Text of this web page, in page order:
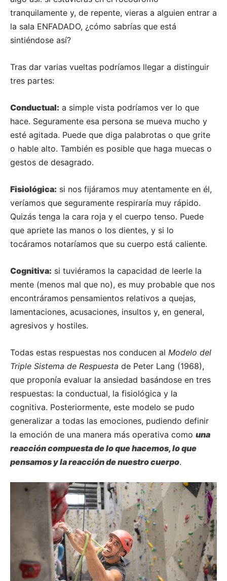
tranquilamente y, de repente, vieras a alguien entrar a
la sala ENFADADO, ¿cómo sabrías que está
sintiéndose así?
Tras dar varias vueltas podríamos llegar a distinguir
tres partes:
Conductual: a simple vista podríamos ver lo que
hace. Seguramente esa persona se mueva mucho y
esté agitada. Puede que diga palabrotas o que grite
o hable alto. También es posible que haga muecas o
gestos de desagrado.
Fisiológica: si nos fijáramos muy atentamente en él,
veríamos que seguramente respiraría muy rápido.
Quizás tenga la cara roja y el cuerpo tenso. Puede
que apriete las manos o los dientes, y si lo
tocáramos notaríamos que su cuerpo está caliente.
Cognitiva: si tuviéramos la capacidad de leerle la
mente (menos mal que no), es muy probable que nos
encontráramos pensamientos relativos a quejas,
lamentaciones, acusaciones, insultos y, en general,
agresivos y hostiles.
Todas estas respuestas nos conducen al Modelo del
Triple Sistema de Respuesta de Peter Lang (1968),
que proponía evaluar la ansiedad basándose en tres
respuestas: la conductual, la fisiológica y la
cognitiva. Posteriormente, este modelo se pudo
generalizar a todas las emociones, pudiendo definir
la emoción de una manera más operativa como una
reacción compuesta de lo que hacemos, lo que
pensamos y la reacción de nuestro cuerpo.